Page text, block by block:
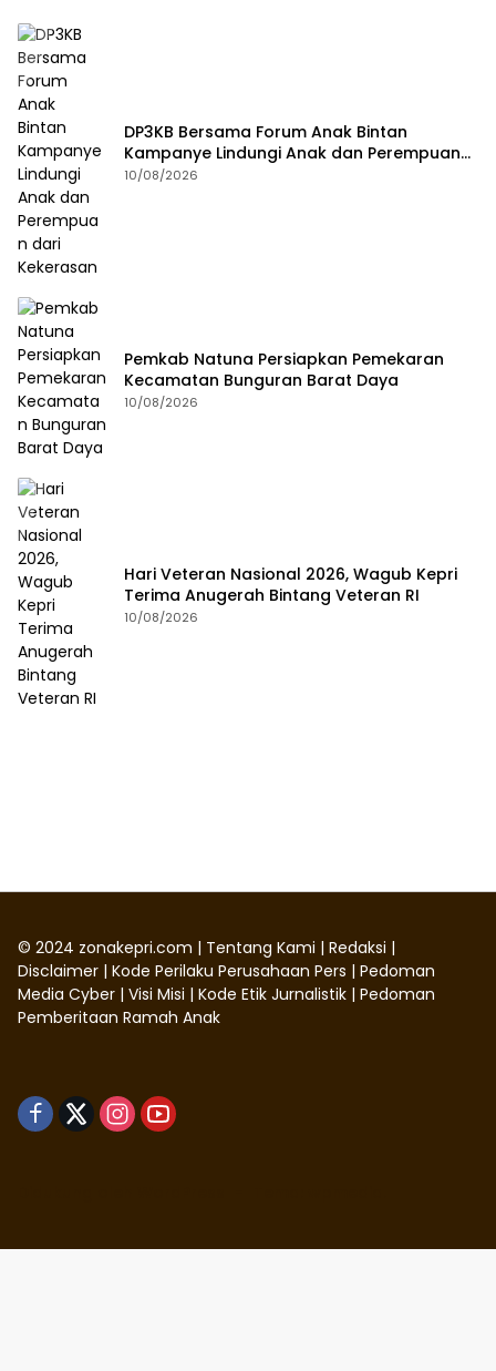
DP3KB Bersama Forum Anak Bintan
Kampanye Lindungi Anak dan Perempuan
dari Kekerasan
10/08/2026
Pemkab Natuna Persiapkan Pemekaran
Kecamatan Bunguran Barat Daya
10/08/2026
Hari Veteran Nasional 2026, Wagub Kepri
Terima Anugerah Bintang Veteran RI
10/08/2026
© 2024 zonakepri.com | Tentang Kami | Redaksi |
Disclaimer | Kode Perilaku Perusahaan Pers | Pedoman
Media Cyber | Visi Misi | Kode Etik Jurnalistik | Pedoman
Pemberitaan Ramah Anak